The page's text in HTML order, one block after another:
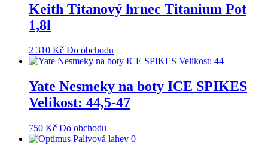
Keith Titanový hrnec Titanium Pot
1,8l
2 310 Kč Do obchodu
Yate Nesmeky na boty ICE SPIKES
Velikost: 44,5-47
750 Kč Do obchodu